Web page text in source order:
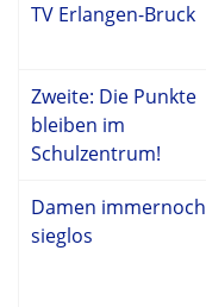
TV Erlangen-Bruck
Zweite: Die Punkte
bleiben im
Schulzentrum!
Damen immernoch
sieglos